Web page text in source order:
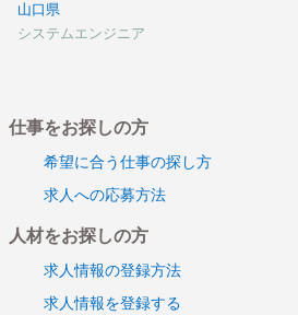
山口県
システムエンジニア
仕事をお探しの方
希望に合う仕事の探し方
求人への応募方法
人材をお探しの方
求人情報の登録方法
求人情報を登録する